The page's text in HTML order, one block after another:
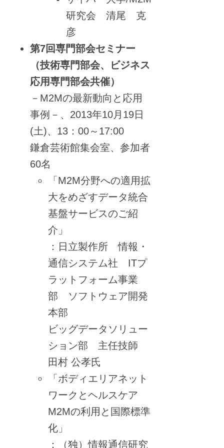
研究会 清尾 克
彦
第7回専門部会セミナー
（技術専門部会、ビジネス
応用専門部会共催）
－M2Mの最新動向と応用
事例－、2013年10月19日
(土)、13：00～17:00
鎌倉芸術館集会室、参加者
60名
「M2M分野への適用拡
大をめざすデータ統合
基盤サービスのご紹
介」
：日立製作所 情報・
通信システム社 ITプ
ラットフォーム事業
部 ソフトウェア開発
本部
ビッグデータソリュー
ション部 主任技師
田村 公孝氏
「ボディエリアネット
ワークとヘルスケア
M2Mの利用と国際標準
化」
：（独）情報通信研究